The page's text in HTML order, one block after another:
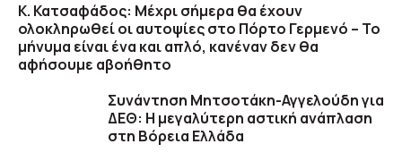
Κ. Κατσαφάδος: Μέχρι σήμερα θα έχουν
ολοκληρωθεί οι αυτοψίες στο Πόρτο Γερμενό – Το
μήνυμα είναι ένα και απλό, κανέναν δεν θα
αφήσουμε αβοήθητο
Συνάντηση Μητσοτάκη-Αγγελούδη για
ΔΕΘ: Η μεγαλύτερη αστική ανάπλαση
στη Βόρεια Ελλάδα